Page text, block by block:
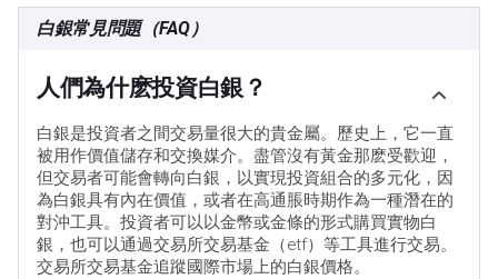
白銀常見問題（FAQ）
人們為什麽投資白銀？
白銀是投資者之間交易量很大的貴金屬。歷史上，它一直
被用作價值儲存和交換媒介。盡管沒有黃金那麽受歡迎，
但交易者可能會轉向白銀，以實現投資組合的多元化，因
為白銀具有內在價值，或者在高通脹時期作為一種潛在的
對沖工具。投資者可以以金幣或金條的形式購買實物白
銀，也可以通過交易所交易基金（etf）等工具進行交易。
交易所交易基金追蹤國際市場上的白銀價格。